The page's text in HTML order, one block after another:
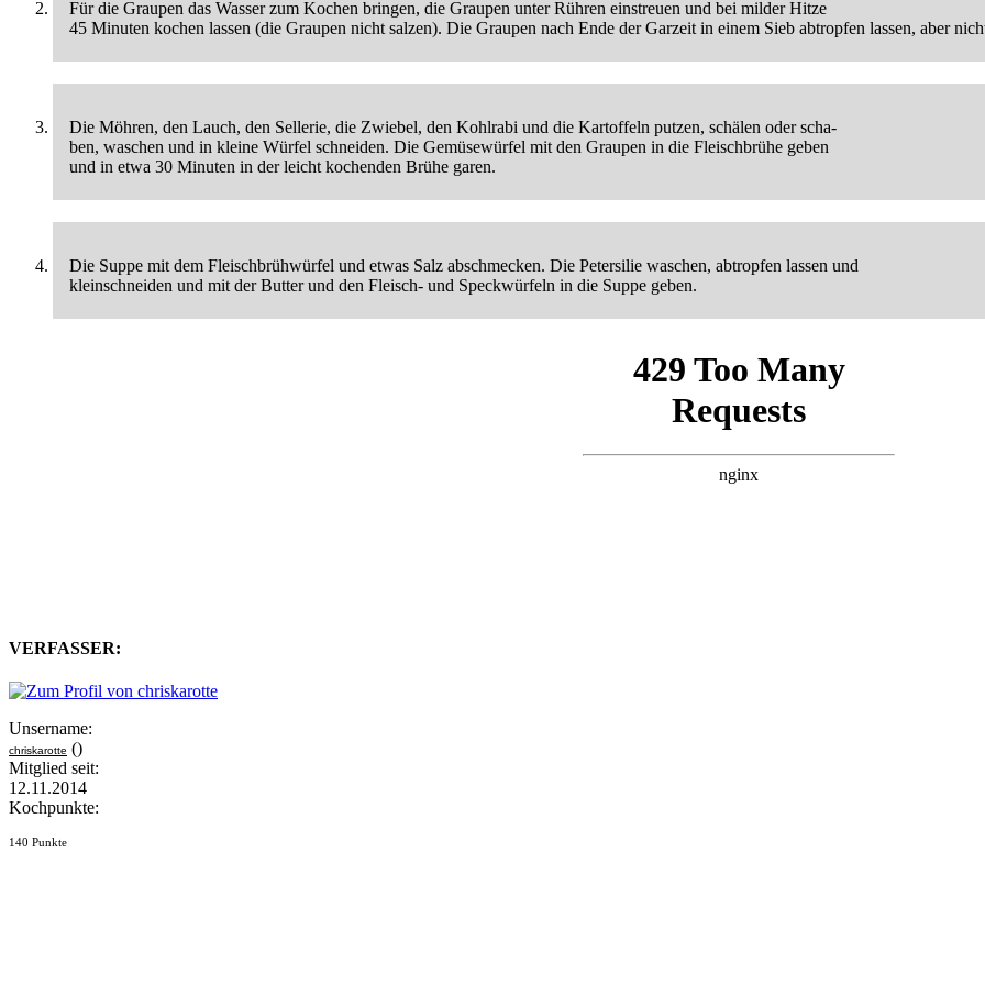
Für die Graupen das Wasser zum Kochen bringen, die Graupen unter Rühren einstreuen und bei milder Hitze
45 Minuten kochen lassen (die Graupen nicht salzen). Die Graupen nach Ende der Garzeit in einem Sieb abtropfen lassen, aber
Die Möhren, den Lauch, den Sellerie, die Zwiebel, den Kohlrabi und die Kartoffeln putzen, schälen oder scha-
ben, waschen und in kleine Würfel schneiden. Die Gemüsewürfel mit den Graupen in die Fleischbrühe geben
und in etwa 30 Minuten in der leicht kochenden Brühe garen.
Die Suppe mit dem Fleischbrühwürfel und etwas Salz abschmecken. Die Petersilie waschen, abtropfen lassen und
kleinschneiden und mit der Butter und den Fleisch- und Speckwürfeln in die Suppe geben.
VERFASSER:
Unsername:
chriskarotte ()
Mitglied seit:
12.11.2014
Kochpunkte:
140 Punkte